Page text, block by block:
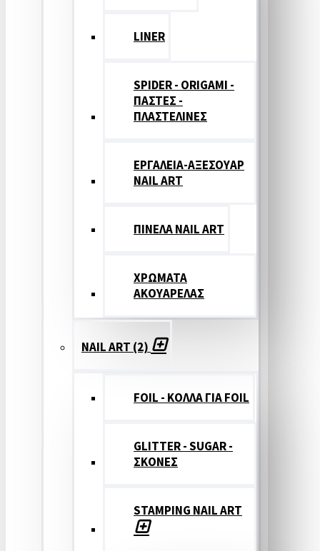
LINER
SPIDER - ORIGAMI -
ΠΑΣΤΕΣ -
ΠΛΑΣΤΕΛΙΝΕΣ
ΕΡΓΑΛΕΙΑ-ΑΞΕΣΟΥΑΡ
NAIL ART
ΠΙΝΕΛΑ NAIL ART
ΧΡΩΜΑΤΑ
ΑΚΟΥΑΡΕΛΑΣ
NAIL ART (2)
FOIL - ΚΟΛΛΑ ΓΙΑ FOIL
GLITTER - SUGAR -
ΣΚΟΝΕΣ
STAMPING NAIL ART